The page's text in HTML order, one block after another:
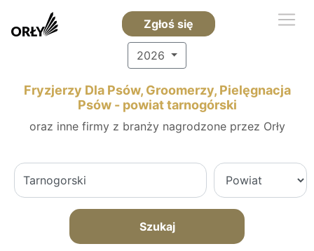
Zgłoś się
2026
Fryzjerzy Dla Psów, Groomerzy, Pielęgnacja
Psów - powiat tarnogórski
oraz inne firmy z branży nagrodzone przez Orły
Szukaj